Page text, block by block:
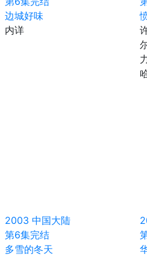
边城好味
内详
2003 中国大陆
第6集完结
多雪的冬天